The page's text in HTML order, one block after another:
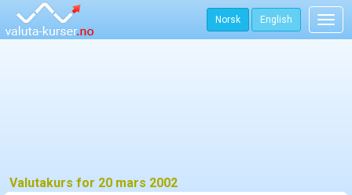
Norsk English
Valutakurs for 20 mars 2002